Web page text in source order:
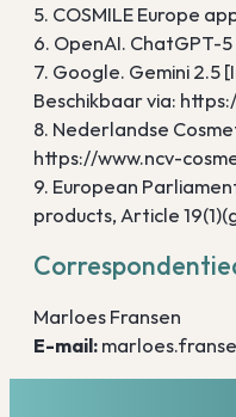
5. COSMILE Europe
6. OpenAI. ChatGPT-
7. Google. Gemini 2.5
Beschikbaar via:
8. Nederlandse
https://www.ncv-
9. European
products, Article
Marloes Fransen
E-mail: